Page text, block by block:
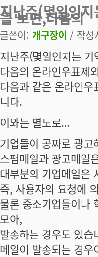
지난주(몇일인
을 보면,다음의
글쓴이: 개구장이 / 작성
지난주(몇일인지는
다음의 온라인우표
다음과 같은 온라인
니다.
이와는 별도로...
기업들이 공짜로 광
스팸메일과 광고메일
대부분의 기업메일은
즉, 사용자의 요청에
물론 중소기업들이나
모아,
발송하는 경우도 있
메일이 발송되는 경